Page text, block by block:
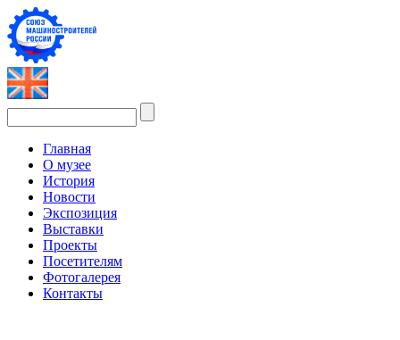
Главная
О музее
История
Новости
Экспозиция
Выставки
Проекты
Посетителям
Фотогалерея
Контакты